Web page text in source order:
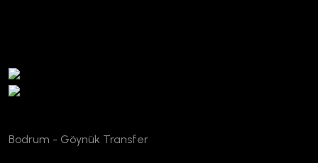
Bodrum - Göynük Transfer